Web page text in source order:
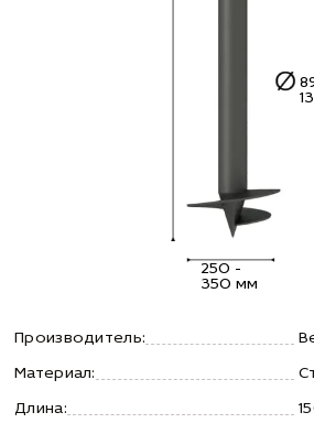
250 -
350 мм
Производитель:
Материал:
Длина: